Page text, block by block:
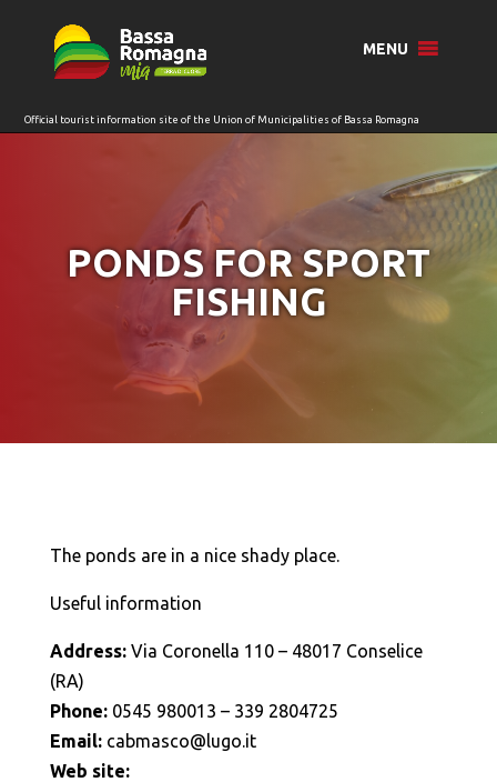
MENU
PONDS FOR SPORT
FISHING
The ponds are in a nice shady place.
Useful information
Address: Via Coronella 110 – 48017 Conselice
(RA)
Phone: 0545 980013 – 339 2804725
Email: cabmasco@lugo.it
Web site: